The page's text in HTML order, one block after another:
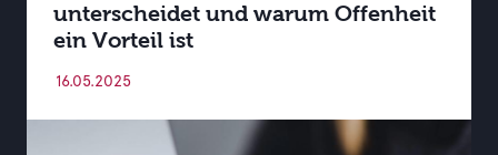
unterscheidet und warum Offenheit
ein Vorteil ist
16.05.2025